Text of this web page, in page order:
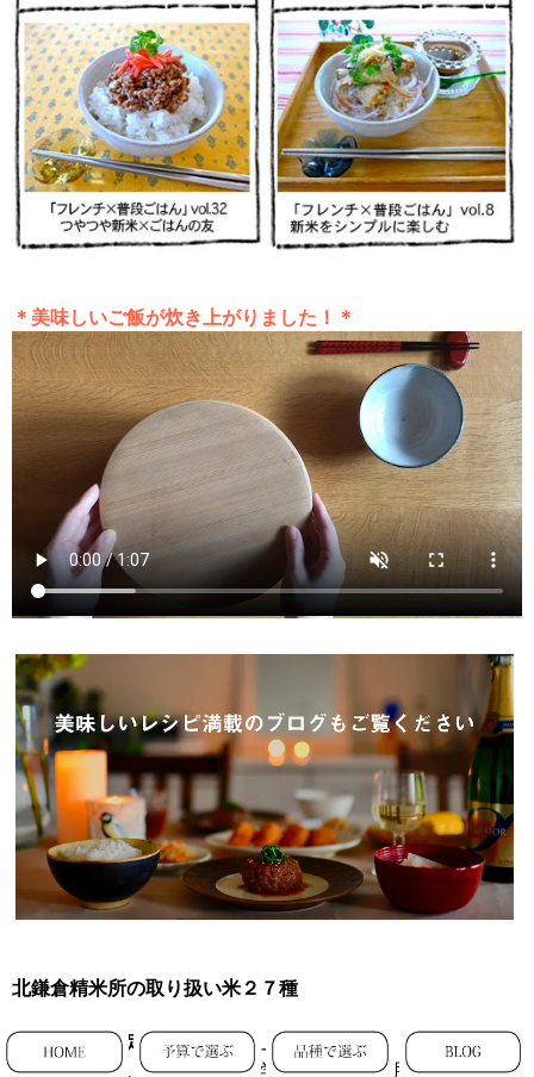
＊美味しいご飯が炊き上がりました！＊
北鎌倉精米所の取り扱い米２７種
＊有機JAS認定の「自然栽培」米＊
※丸３年以上、無農薬・無化学肥料かつ有機肥料も不使用